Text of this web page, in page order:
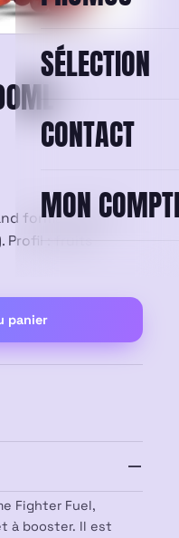
SÉLECTION
CONTACT
MON
–
format 100 ml
: fruits
panier
Fighter Fuel,
à booster. Il est